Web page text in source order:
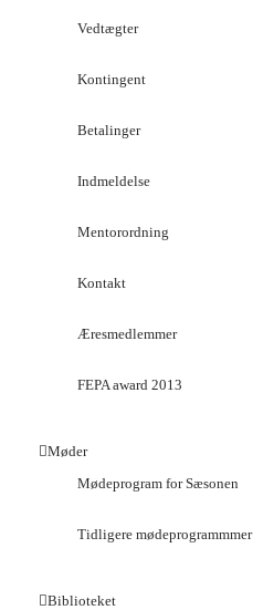
Vedtægter
Kontingent
Betalinger
Indmeldelse
Mentorordning
Kontakt
Æresmedlemmer
FEPA award 2013
Møder
Mødeprogram for Sæsonen
Tidligere mødeprogrammmer
Biblioteket